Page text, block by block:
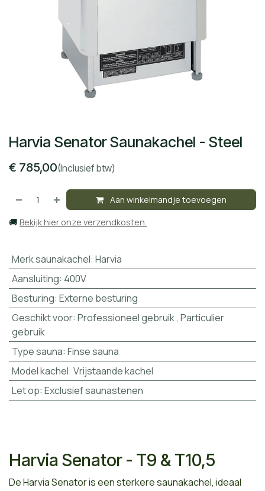
Harvia Senator Saunakachel - Steel
€ 785,00(Inclusief btw)
Aan winkelmandje toevoegen
🚚 Bekijk hier onze verzendkosten.
Merk saunakachel: Harvia
Aansluiting: 400V
Besturing: Externe besturing
Geschikt voor: Professioneel gebruik, Particulier
gebruik
Type sauna: Finse sauna
Model kachel: Vrijstaande kachel
Let op: Exclusief saunastenen
Harvia Senator - T9 & T10,5
De Harvia Senator is een sterkere saunakachel, ideaal